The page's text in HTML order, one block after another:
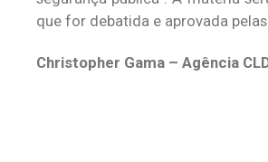
que for debatida e aprovada
Christopher Gama – Agência